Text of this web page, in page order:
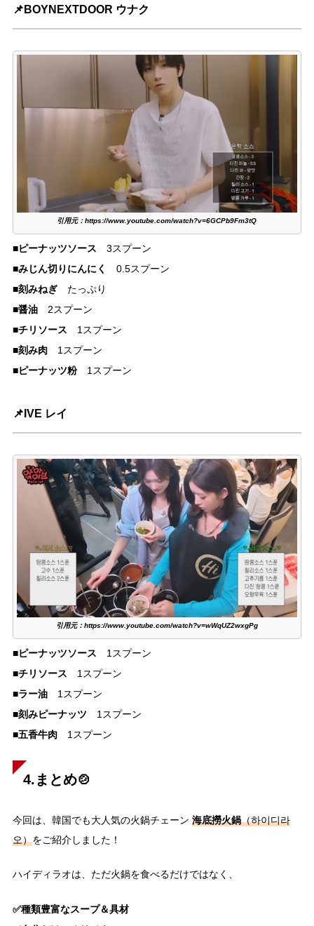
📌BOYNEXTDOOR ウナク
引用元：https://www.youtube.com/watch?v=6GCPb9Fm3tQ
■ピーナッツソース 3スプーン
■みじん切りにんにく
0.5スプーン
■刻みねぎたっぷり
■醤油2スプーン
■チリソース 1スプーン
■刻み肉1スプーン
■ピーナッツ粉1スプーン
📌IVE レイ
引用元：https://www.youtube.com/watch?v=wWqUZ2wxgPg
■ピーナッツソース 1スプーン
■チリソース 1スプーン
■ラー油1スプーン
■刻みピーナッツ 1スプーン
■五香牛肉1スプーン
4.まとめ🍲
今回は、韓国でも大人気の火鍋チェーン 海底撈火鍋（하이디라
오）をご紹介しました！
ハイディラオは、ただ火鍋を食べるだけではなく、
✅種類豊富なスープ＆具材